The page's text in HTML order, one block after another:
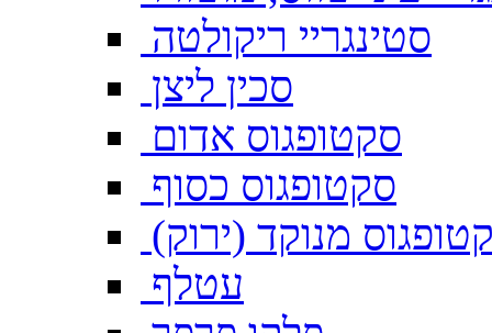
סטינגריי ריקולטה
סכין ליצן
סקטופגוס אדום
סקטופגוס כסוף
מנוקד (ירוק)
עטלף